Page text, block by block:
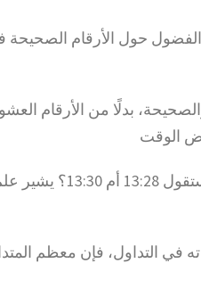
حول الأرقام الصحيحة
والصحيحة، بدلًا من الأرقام
الوقت
فإذا سألك شخص ما عن
في التداول، فإن معظم